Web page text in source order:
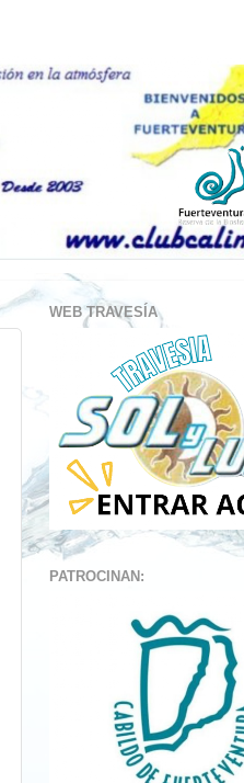
WEB TRAVESÍA
PATROCINAN: